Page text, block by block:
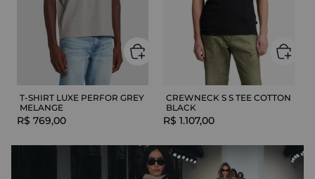
T-SHIRT LUXE PERFOR GREY
MELANGE
R$ 769,00
CREWNECK S S TEE COTTON
BLACK
R$ 1.107,00